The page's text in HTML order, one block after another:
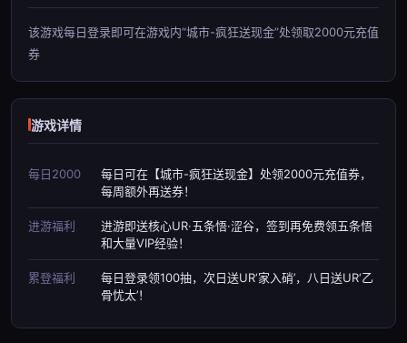
该游戏每日登录即可在游戏内“城市-疯狂送现金”处领取2000元充值
券
游戏详情
每日2000
每日可在【城市-疯狂送现金】处领2000元充值券，
每周额外再送券！
进游福利
进游即送核心UR·五条悟·涩谷，签到再免费领五条悟
和大量VIP经验！
累登福利
每日登录领100抽，次日送UR‘家入硝’，八日送UR‘乙
骨忧太’！